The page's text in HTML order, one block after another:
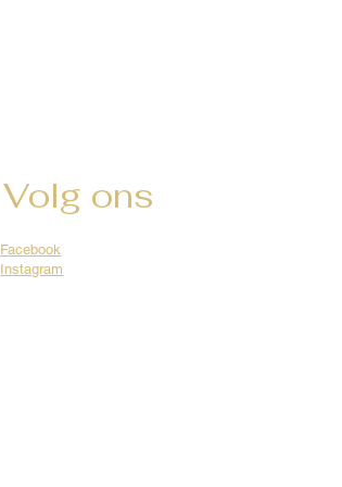
Volg ons
Facebook
Instagram